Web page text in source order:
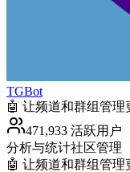
TGBot
🤖 让频道和群组管理
471,933 活跃用户
分析与统计社区管理
🤖 让频道和群组管理